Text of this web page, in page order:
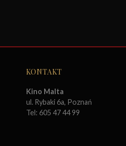
KONTAKT
Kino Malta
ul. Rybaki 6a, Poznań
Tel: 605 47 44 99